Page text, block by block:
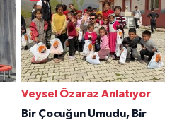
Veysel Özaraz Anlatıyor
Bir Çocuğun Umudu, Bir